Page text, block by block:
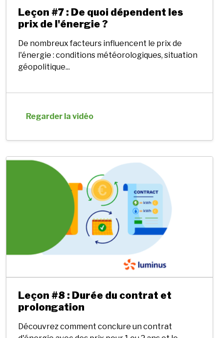
Leçon #7 : De quoi dépendent les
prix de l'énergie ?
De nombreux facteurs influencent le prix de
l'énergie : conditions météorologiques, situation
géopolitique...
Regarder la vidéo
Leçon #8 : Durée du contrat et
prolongation
Découvrez comment conclure un contrat